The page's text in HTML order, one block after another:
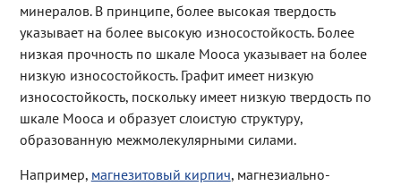
минералов. В принципе, более высокая твердость
указывает на более высокую износостойкость. Более
низкая прочность по шкале Мооса указывает на более
низкую износостойкость. Графит имеет низкую
износостойкость, поскольку имеет низкую твердость по
шкале Мооса и образует слоистую структуру,
образованную межмолекулярными силами.
Например, магнезитовый кирпич, магнезиально-